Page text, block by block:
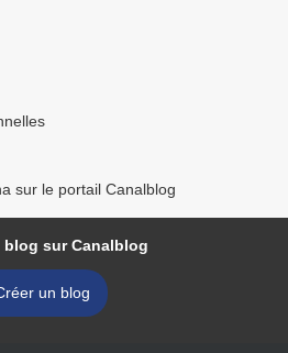
sur le portail Canalblog
blog sur Canalblog
un blog